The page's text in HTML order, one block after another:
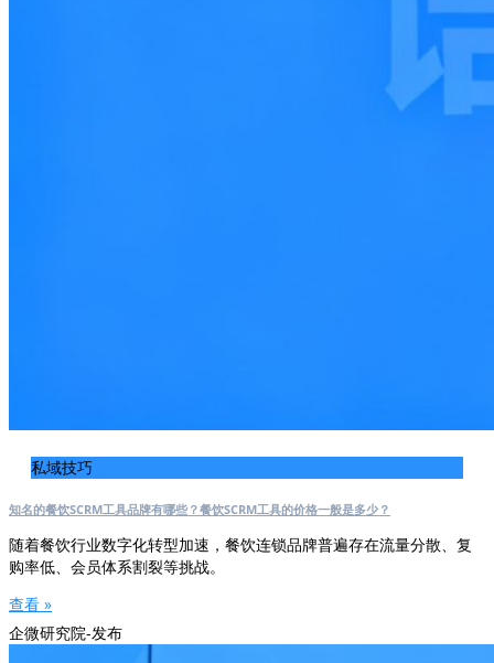
私域技巧
知名的餐饮SCRM工具品牌有哪些？餐饮SCRM工具的价格一般是多少？
随着餐饮行业数字化转型加速，餐饮连锁品牌普遍存在流量分散、复
购率低、会员体系割裂等挑战。
查看 »
企微研究院-发布